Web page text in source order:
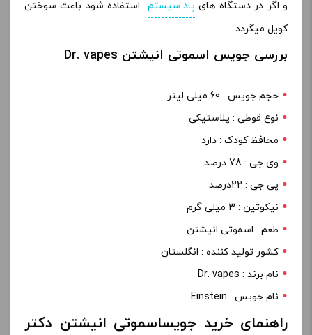
و اگر در دستگاه های پاد سیستم استفاده شود باعث سوختن
کویل میگردد .
بررسی جویس اسموتی انیشتن Dr. vapes
حجم جویس : 60 میلی لیتر
نوع قوطی : پلاستیکی
محافظ کودک : دارد
وی جی : 78 درصد
پی جی : 22درصد
نیکوتین : 3 میلی گرم
طعم : اسموتی انیشتن
کشور تولید کننده : انگلستان
نام برند : Dr. vapes
نام جویس : Einstein
راهنمای خرید جویساسموتی انیشتن دکتر